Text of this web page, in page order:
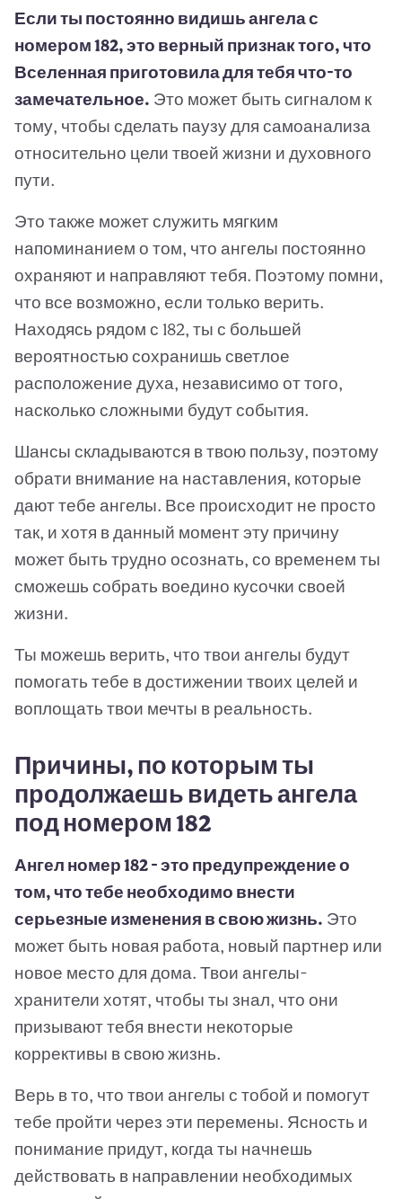
Если ты постоянно видишь ангела с
номером 182, это верный признак того, что
Вселенная приготовила для тебя что-то
замечательное. Это может быть сигналом к
тому, чтобы сделать паузу для самоанализа
относительно цели твоей жизни и духовного
пути.
Это также может служить мягким
напоминанием о том, что ангелы постоянно
охраняют и направляют тебя. Поэтому помни,
что все возможно, если только верить.
Находясь рядом с 182, ты с большей
вероятностью сохранишь светлое
расположение духа, независимо от того,
насколько сложными будут события.
Шансы складываются в твою пользу, поэтому
обрати внимание на наставления, которые
дают тебе ангелы. Все происходит не просто
так, и хотя в данный момент эту причину
может быть трудно осознать, со временем ты
сможешь собрать воедино кусочки своей
жизни.
Ты можешь верить, что твои ангелы будут
помогать тебе в достижении твоих целей и
воплощать твои мечты в реальность.
Причины, по которым ты
продолжаешь видеть ангела
под номером 182
Ангел номер 182 - это предупреждение о
том, что тебе необходимо внести
серьезные изменения в свою жизнь. Это
может быть новая работа, новый партнер или
новое место для дома. Твои ангелы-
хранители хотят, чтобы ты знал, что они
призывают тебя внести некоторые
коррективы в свою жизнь.
Верь в то, что твои ангелы с тобой и помогут
тебе пройти через эти перемены. Ясность и
понимание придут, когда ты начнешь
действовать в направлении необходимых